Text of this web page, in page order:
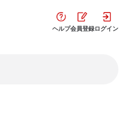
ヘルプ会員登録ログイン